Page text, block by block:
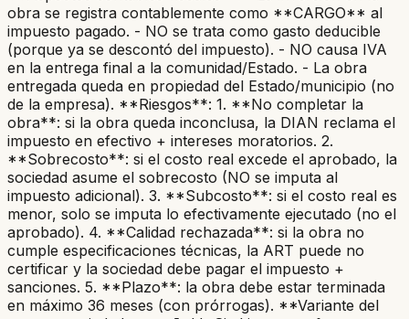
obra se registra contablemente como **CARGO** al
impuesto pagado. - NO se trata como gasto deducible
(porque ya se descontó del impuesto). - NO causa IVA
en la entrega final a la comunidad/Estado. - La obra
entregada queda en propiedad del Estado/municipio (no
de la empresa). **Riesgos**: 1. **No completar la
obra**: si la obra queda inconclusa, la DIAN reclama el
impuesto en efectivo + intereses moratorios. 2.
**Sobrecosto**: si el costo real excede el aprobado, la
sociedad asume el sobrecosto (NO se imputa al
impuesto adicional). 3. **Subcosto**: si el costo real es
menor, solo se imputa lo efectivamente ejecutado (no el
aprobado). 4. **Calidad rechazada**: si la obra no
cumple especificaciones técnicas, la ART puede no
certificar y la sociedad debe pagar el impuesto +
sanciones. 5. **Plazo**: la obra debe estar terminada
en máximo 36 meses (con prórrogas). **Variante del